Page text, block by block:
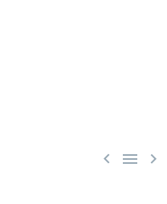
  